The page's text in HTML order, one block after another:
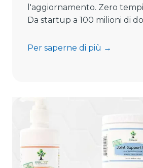
l'aggiornamento. Zero
Da startup a 100 milioni di
Per saperne di più →
l
n
e